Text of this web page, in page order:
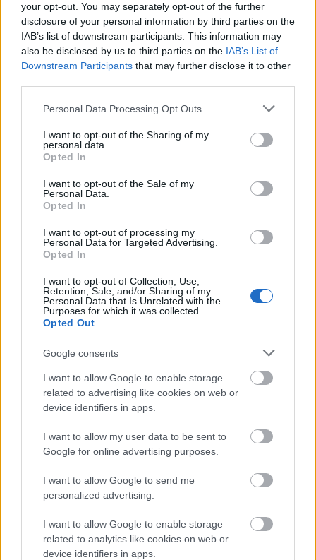
your opt-out. You may separately opt-out of the further
disclosure of your personal information by third parties on the
IAB’s list of downstream participants. This information may
also be disclosed by us to third parties on the IAB’s List of
Downstream Participants that may further disclose it to other
Please note that this website/app uses one or more Google
not limited to your visit or usage behaviour. You may click to
grant or deny consent to Google and its third-party tags to
use your data for below specified purposes in below Google
consent section.
Personal Data Processing Opt Outs
I want to opt-out of the Sharing of my
personal data.
Opted In
I want to opt-out of the Sale of my
Personal Data.
Opted In
I want to opt-out of processing my
Personal Data for Targeted Advertising.
Opted In
I want to opt-out of Collection, Use,
Retention, Sale, and/or Sharing of my
Personal Data that Is Unrelated with the
Purposes for which it was collected.
Opted Out
Google consents
I want to allow Google to enable storage
related to advertising like cookies on web or
device identifiers in apps.
I want to allow my user data to be sent to
Google for online advertising purposes.
I want to allow Google to send me
personalized advertising.
I want to allow Google to enable storage
related to analytics like cookies on web or
device identifiers in apps.
romantikus regényétA szerelem elméletét
, már az
első fejezet után megszólalt a fejemben a
Peter Wohlleben: Ha ​a fák
lélegzethez jutnának
Fokhagymás-snidlinges gomba mascarponés